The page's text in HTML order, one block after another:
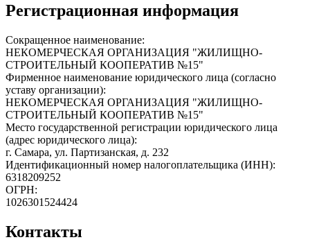
Регистрационная информация
Сокращенное наименование:
НЕКОМЕРЧЕСКАЯ ОРГАНИЗАЦИЯ "ЖИЛИЩНО-
СТРОИТЕЛЬНЫЙ КООПЕРАТИВ №15"
Фирменное наименование юридического лица (согласно
уставу организации):
НЕКОМЕРЧЕСКАЯ ОРГАНИЗАЦИЯ "ЖИЛИЩНО-
СТРОИТЕЛЬНЫЙ КООПЕРАТИВ №15"
Место государственной регистрации юридического лица
(адрес юридического лица):
г. Самара, ул. Партизанская, д. 232
Идентификационный номер налогоплательщика (ИНН):
6318209252
ОГРН:
1026301524424
Контакты